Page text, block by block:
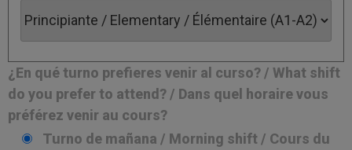
¿En qué turno prefieres venir al curso? / What shift
do you prefer to attend? / Dans quel horaire vous
préférez venir au cours?
Turno de mañana / Morning shift / Cours du